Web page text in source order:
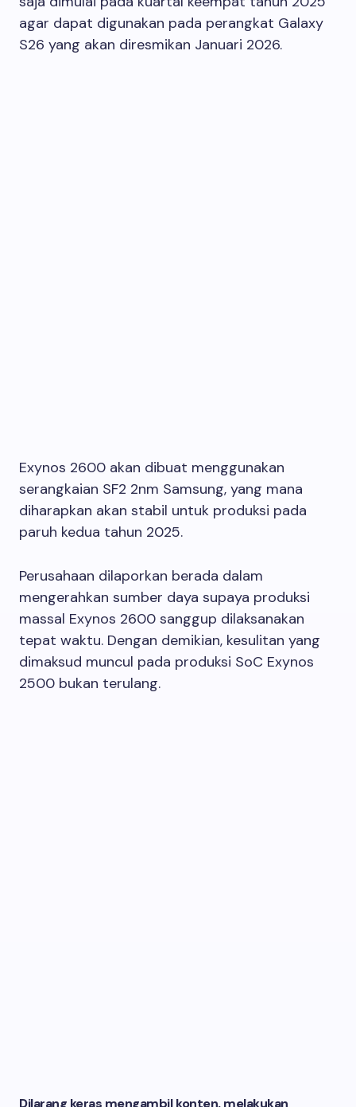
agar dapat digunakan pada perangkat Galaxy
S26 yang akan diresmikan Januari 2026.
Exynos 2600 akan dibuat menggunakan
serangkaian SF2 2nm Samsung, yang mana
diharapkan akan stabil untuk produksi pada
paruh kedua tahun 2025.
Perusahaan dilaporkan berada dalam
mengerahkan sumber daya supaya produksi
massal Exynos 2600 sanggup dilaksanakan
tepat waktu. Dengan demikian, kesulitan yang
dimaksud muncul pada produksi SoC Exynos
2500 bukan terulang.
Dilarang keras mengambil konten, melakukan